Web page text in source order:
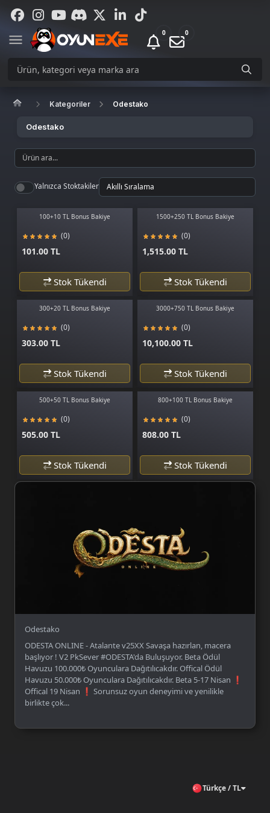
0 0
Kategoriler Odestako
Odestako
Yalnızca Stoktakiler
100+10 TL Bonus Bakiye
(0)
101.00 TL
Stok Tükendi
1500+250 TL Bonus Bakiye
(0)
1,515.00 TL
Stok Tükendi
300+20 TL Bonus Bakiye
(0)
303.00 TL
Stok Tükendi
3000+750 TL Bonus Bakiye
(0)
10,100.00 TL
Stok Tükendi
500+50 TL Bonus Bakiye
(0)
505.00 TL
Stok Tükendi
800+100 TL Bonus Bakiye
(0)
808.00 TL
Stok Tükendi
Odestako
ODESTA ONLINE - Atalante v25XX Savaşa hazırlan, macera
başlıyor ! V2 PkSever #ODESTA'da Buluşuyor. Beta Ödül
Havuzu 100.000₺ Oyunculara Dağıtılıcakdır. Offical Ödül
Havuzu 50.000₺ Oyunculara Dağıtılıcakdır. Beta 5-17 Nisan ❗️
Offical 19 Nisan ❗️ Sorunsuz oyun deneyimi ve yenilikle
birlikte çok...
Türkçe / TL